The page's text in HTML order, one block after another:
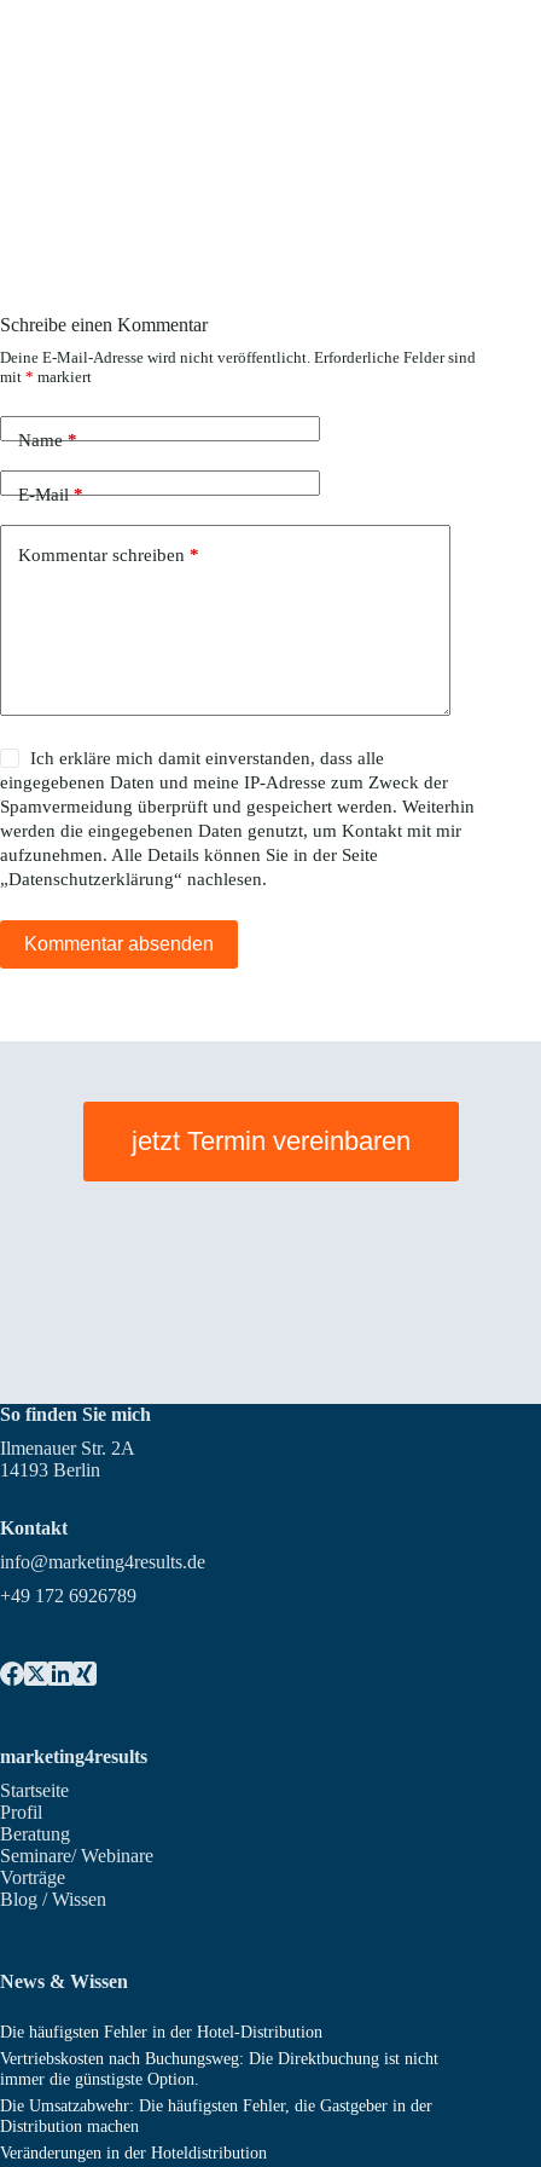
Schreibe einen Kommentar
Deine E-Mail-Adresse wird nicht veröffentlicht. Erforderliche Felder sind
mit * markiert
Name*
E-Mail*
Kommentar schreiben *
Ich erkläre mich damit einverstanden, dass alle
eingegebenen Daten und meine IP-Adresse zum Zweck der
Spamvermeidung überprüft und gespeichert werden. Weiterhin
werden die eingegebenen Daten genutzt, um Kontakt mit mir
aufzunehmen. Alle Details können Sie in der Seite
„Datenschutzerklärung“ nachlesen.
Kommentar absenden
jetzt Termin vereinbaren
So finden Sie mich
Ilmenauer Str. 2A
14193 Berlin
Kontakt
info@marketing4results.de
+49 172 6926789
marketing4results
Startseite
Profil
Beratung
Seminare/ Webinare
Vorträge
Blog / Wissen
News & Wissen
Die häufigsten Fehler in der Hotel-Distribution
Vertriebskosten nach Buchungsweg: Die Direktbuchung ist nicht
immer die günstigste Option.
Die Umsatzabwehr: Die häufigsten Fehler, die Gastgeber in der
Distribution machen
Veränderungen in der Hoteldistribution